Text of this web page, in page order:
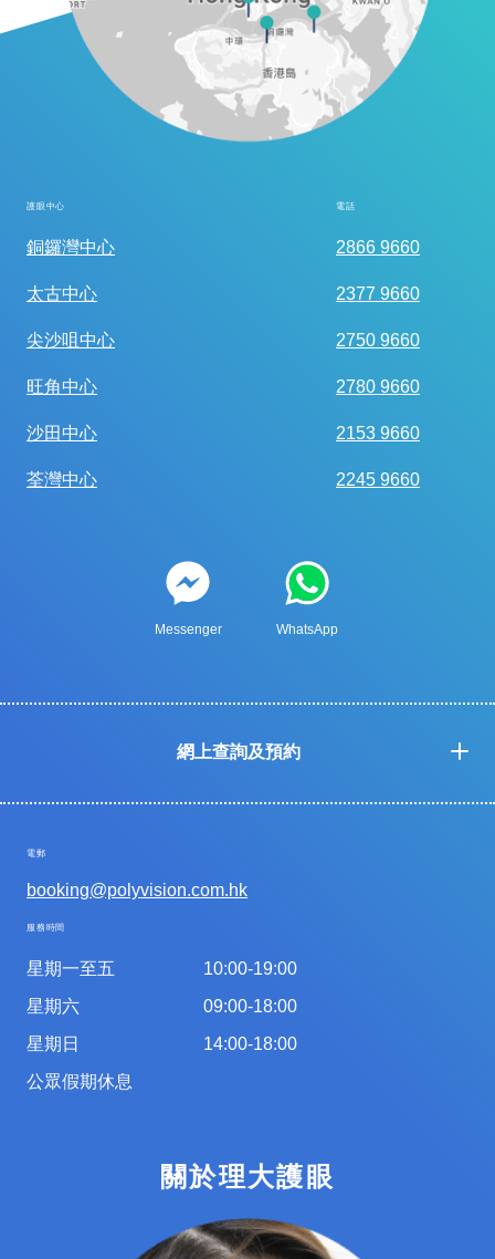
護眼中心 電話
銅鑼灣中心 2866 9660
太古中心 2377 9660
尖沙咀中心 2750 9660
旺角中心 2780 9660
沙田中心 2153 9660
荃灣中心 2245 9660
Messenger WhatsApp
網上查詢及預約
電郵
booking@polyvision.com.hk
服務時間
星期一至五
星期六
星期日
公眾假期休息
10:00-19:00
09:00-18:00
14:00-18:00
關於理大護眼